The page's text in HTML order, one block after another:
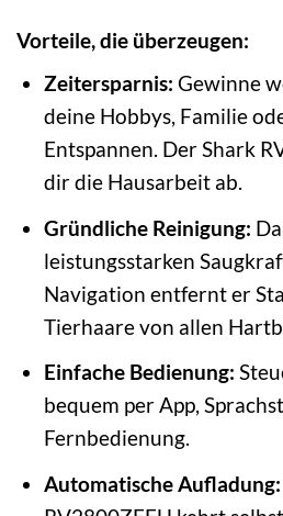
Vorteile, die überzeugen:
Zeitersparnis: Gewinne
deine Hobbys, Familie
Entspannen. Der Shark
dir die Hausarbeit ab.
Gründliche Reinigung:
leistungsstarken
Navigation entfernt er
Tierhaare von allen
Einfache Bedienung:
bequem per App,
Fernbedienung.
Automatische Aufladung: